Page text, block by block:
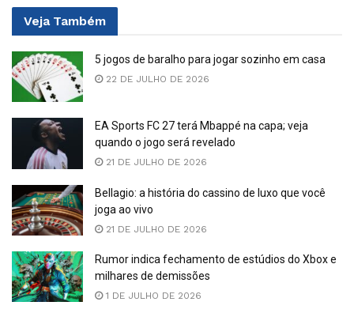
Veja Também
5 jogos de baralho para jogar sozinho em casa
22 DE JULHO DE 2026
EA Sports FC 27 terá Mbappé na capa; veja
quando o jogo será revelado
21 DE JULHO DE 2026
Bellagio: a história do cassino de luxo que você
joga ao vivo
21 DE JULHO DE 2026
Rumor indica fechamento de estúdios do Xbox e
milhares de demissões
1 DE JULHO DE 2026